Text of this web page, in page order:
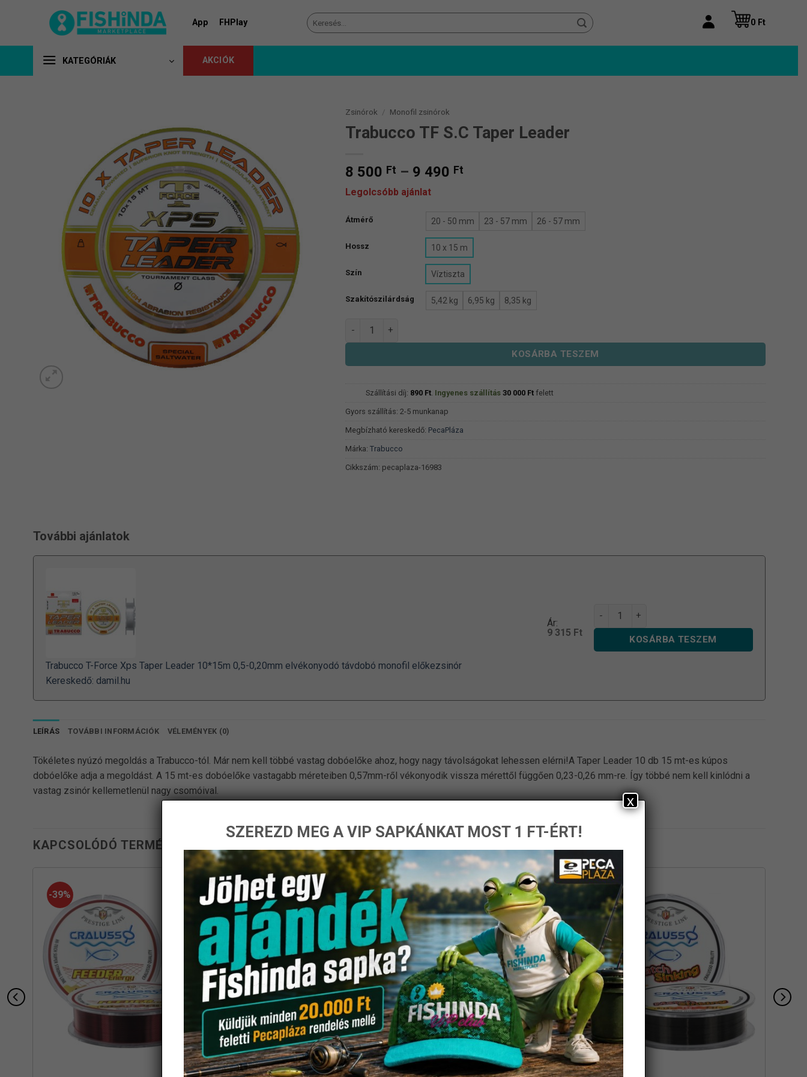
App FHPlay
Keresés
a
0 Ft
KATEGÓRIÁK AKCIÓK
Zsinórok / Monofil zsinórok
Trabucco TF S.C Taper Leader
8 500 Ft – 9 490 Ft
9
490 Ft
Legolcsóbb ajánlat
Átmérő 20 - 50 mm 23 - 57 mm 26 - 57 mm
Hossz 10 x 15 m
Szín Víztiszta
Szakítószilárdság 5,42 kg 6,95 kg 8,35 kg
Trabucco TF S.C Taper Leader mennyiség
KOSÁRBA TESZEM
Szállítási díj: 890 Ft. Ingyenes szállítás 30 000 Ftfelett
Gyors szállítás: 2-5 munkanap
Megbízható kereskedő: PecaPláza
Márka:Trabucco
Cikkszám: pecaplaza-16983
További ajánlatok
Trabucco T-Force Xps Taper Leader 10*15m 0,5-0,20mm elvékonyodó távdobó monofil előkezsinór
Kereskedő: damil.hu
Ár:
9 315 Ft
Trabucco TF S.C Taper Leader mennyiség
KOSÁRBA TESZEM
LEÍRÁS TOVÁBBI INFORMÁCIÓK VÉLEMÉNYEK (0)
Tökéletes nyúzó megoldás a Trabucco-tól. Már nem kell többé vastag dobóelőke ahoz, hogy nagy távolságokat lehessen elérni!A Taper Leader 10 db 15 mt-es kúpos
dobóelőke adja a megoldást. A 15 mt-es dobóelőke vastagabb méreteiben 0,57mm-ről vékonyodik vissza mérettől függően 0,23-0,26 mm-re. Így többé nem kell kinlódni a
vastag zsinór kellemetlenül nagy csomóival.
KAPCSOLÓDÓ TERMÉKEK
-39% -27%
SZEREZD MEG A VIP SAPKÁNKAT MOST 1 FT-ÉRT!
x